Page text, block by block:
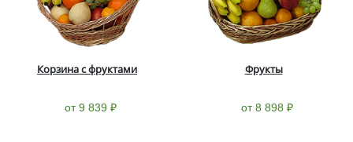
Корзина с фруктами
от 9 839 ₽
Фрукты
от 8 898 ₽